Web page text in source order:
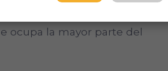
a las capillas radiales
ocupa la mayor parte del